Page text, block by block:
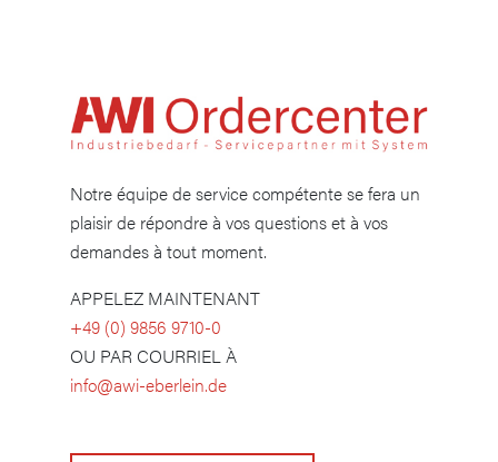
Notre équipe de service compétente se fera un
plaisir de répondre à vos questions et à vos
demandes à tout moment.
APPELEZ MAINTENANT
​+49 (0) 9856 9710-0
OU PAR COURRIEL À
info@awi-eberlein.de